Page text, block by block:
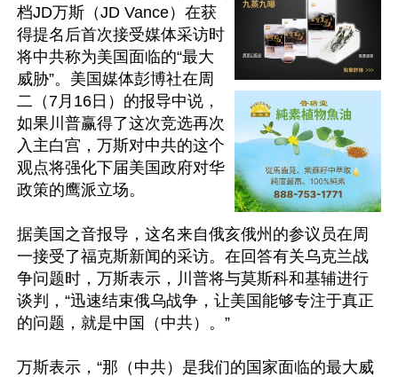
档JD万斯（JD Vance）在获
得提名后首次接受媒体采访时
将中共称为美国面临的“最大
威胁”。美国媒体彭博社在周
二（7月16日）的报导中说，
如果川普赢得了这次竞选再次
入主白宫，万斯对中共的这个
观点将强化下届美国政府对华
政策的鹰派立场。
据美国之音报导，这名来自俄亥俄州的参议员在周
一接受了福克斯新闻的采访。在回答有关乌克兰战
争问题时，万斯表示，川普将与莫斯科和基辅进行
谈判，“迅速结束俄乌战争，让美国能够专注于真正
的问题，就是中国（中共）。”
万斯表示，“那（中共）是我们的国家面临的最大威